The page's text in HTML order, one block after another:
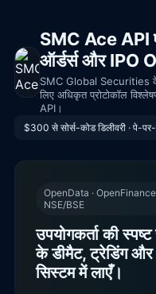
SMC Ace API
ऑर्डर्स और IPO
SMC Global Securities
लिए अधिकृत प्रोटोकॉल
API।
$300 से सोर्स-कोड डिलीवरी · पे-
OpenData ·
NSE/BSE
उपयोगकर्ता की
के डीमैट, ट्रेडिंग
सिस्टम में लाएँ।